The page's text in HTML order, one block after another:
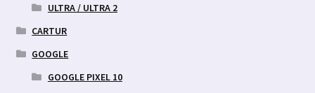
ULTRA / ULTRA 2
CARTUR
GOOGLE
GOOGLE PIXEL 10